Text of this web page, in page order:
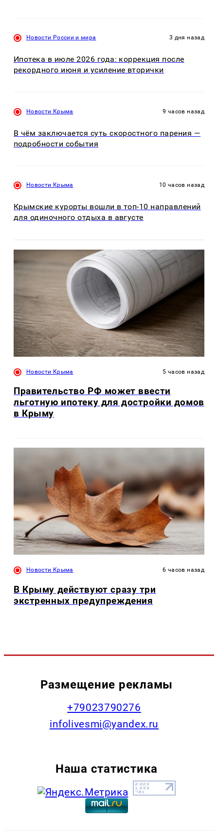
Новости России и мира 3 дня назад
Ипотека в июле 2026 года: коррекция после
рекордного июня и усиление вторички
Новости Крыма 9 часов назад
В чём заключается суть скоростного парения —
подробности события
Новости Крыма 10 часов назад
Крымские курорты вошли в топ-10 направлений
для одиночного отдыха в августе
Новости Крыма 5 часов назад
Правительство РФ может ввести
льготную ипотеку для достройки домов
в Крыму
Новости Крыма 6 часов назад
В Крыму действуют сразу три
экстренных предупреждения
Размещение рекламы
+79023790276
infolivesmi@yandex.ru
Наша статистика